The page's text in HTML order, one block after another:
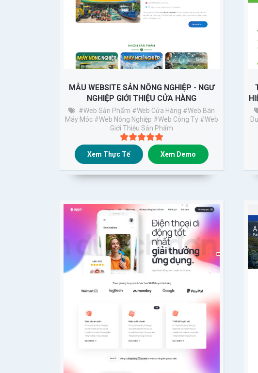
MẪU WEBSITE SẢN NÔNG NGHIỆP - NGƯ
NGHIỆP GIỚI THIỆU CỬA HÀNG
#Web Sản Phẩm #web Cửa Hàng #web Bán
Máy Móc #web Nông Nghiệp #web Công Ty #web
Giới Thiệu Sản Phẩm
Xem Thực Tế Xem Demo